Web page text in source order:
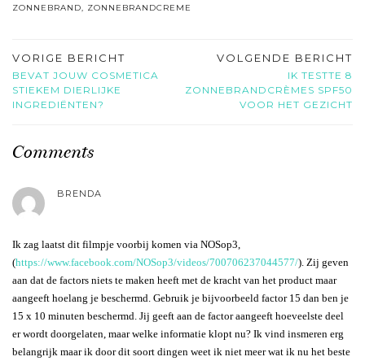
ZONNEBRAND, ZONNEBRANDCREME
VORIGE BERICHT
BEVAT JOUW COSMETICA
STIEKEM DIERLIJKE
INGREDIËNTEN?
VOLGENDE BERICHT
IK TESTTE 8
ZONNEBRANDCRÈMES SPF50
VOOR HET GEZICHT
Comments
BRENDA
Ik zag laatst dit filmpje voorbij komen via NOSop3,
(https://www.facebook.com/NOSop3/videos/700706237044577/). Zij geven
aan dat de factors niets te maken heeft met de kracht van het product maar
aangeeft hoelang je beschermd. Gebruik je bijvoorbeeld factor 15 dan ben je
15 x 10 minuten beschermd. Jij geeft aan de factor aangeeft hoeveelste deel
er wordt doorgelaten, maar welke informatie klopt nu? Ik vind insmeren erg
belangrijk maar ik door dit soort dingen weet ik niet meer wat ik nu het beste